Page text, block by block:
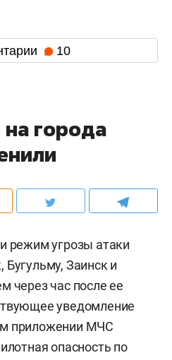
10
на города
режим угрозы атаки
Заинск и
через час после ее
уведомление
приложении МЧС
опасность по